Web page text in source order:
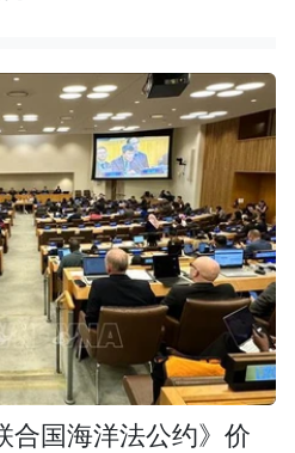
合国海洋法公约》价